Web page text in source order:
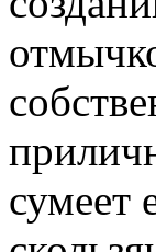
сумеет